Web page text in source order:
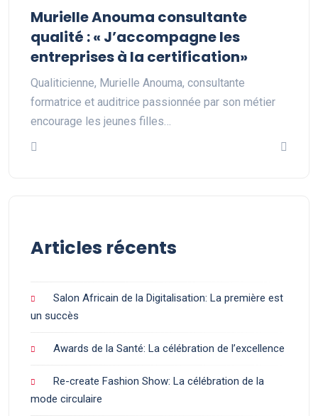
Murielle Anouma consultante
qualité : « J’accompagne les
entreprises à la certification»
Qualiticienne, Murielle Anouma, consultante
formatrice et auditrice passionnée par son métier
encourage les jeunes filles…
Articles récents
Salon Africain de la Digitalisation: La première est
un succès
Awards de la Santé: La célébration de l’excellence
Re-create Fashion Show: La célébration de la
mode circulaire